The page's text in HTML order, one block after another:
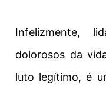
Infelizmente,
dolorosos da
luto legítimo, é